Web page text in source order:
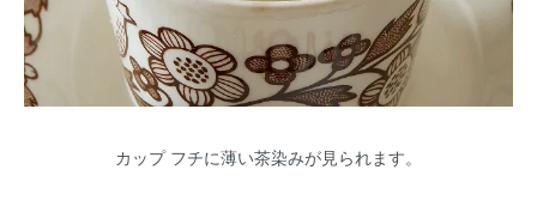
カップ フチに薄い茶染みが見られます。